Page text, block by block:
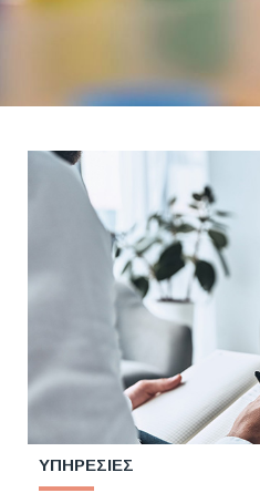
ΥΠΗΡΕΣΙΕΣ